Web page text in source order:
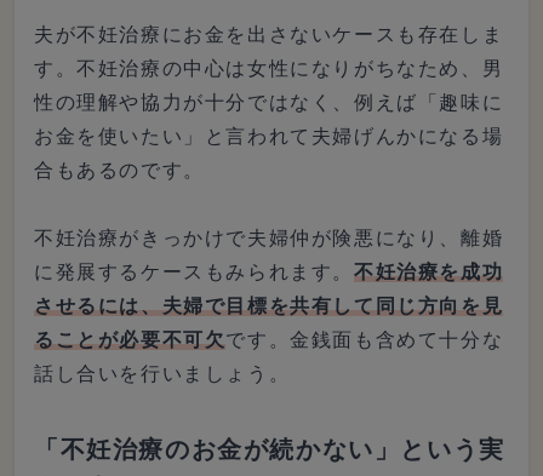
夫が不妊治療にお金を出さないケースも存在しま
す。不妊治療の中心は女性になりがちなため、男
性の理解や協力が十分ではなく、例えば「趣味に
お金を使いたい」と言われて夫婦げんかになる場
合もあるのです。
不妊治療がきっかけで夫婦仲が険悪になり、離婚
に発展するケースもみられます。 不妊治療を成功
させるには、夫婦で目標を共有して同じ方向を見
ることが必要不可欠です。金銭面も含めて十分な
話し合いを行いましょう。
「不妊治療のお金が続かない」という実